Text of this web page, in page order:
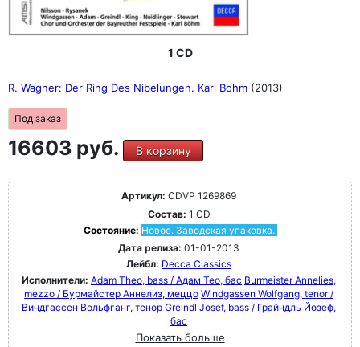
1 CD
R. Wagner: Der Ring Des Nibelungen. Karl Bohm (2013)
Под заказ
16603 руб. В корзину
Артикул: CDVP 1269869
Состав: 1 CD
Состояние: Новое. Заводская упаковка.
Дата релиза: 01-01-2013
Лейбл: Decca Classics
Исполнители: Adam Theo, bass / Адам Тео, бас Burmeister Annelies,
mezzo / Бурмайстер Аннелиз, меццо Windgassen Wolfgang, tenor /
Виндгассен Вольфганг, тенор Greindl Josef, bass / Грайндль Йозеф,
бас
Показать больше